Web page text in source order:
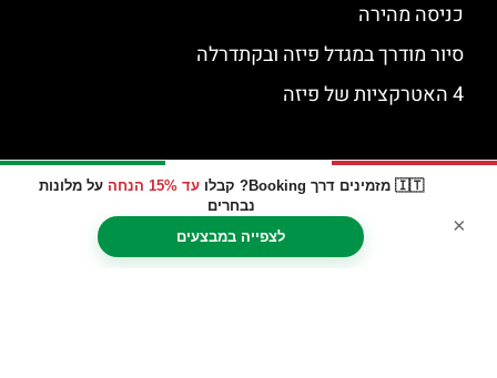
🇮🇹 מזמינים דרך Booking? קבלו עד 15% הנחה
על מלונות
נבחרים
לצפייה במבצעים
×
כניסה מהירה
סיור מודרך במגדל פיזה ובקתדרלה
4 האטרקציות של פיזה